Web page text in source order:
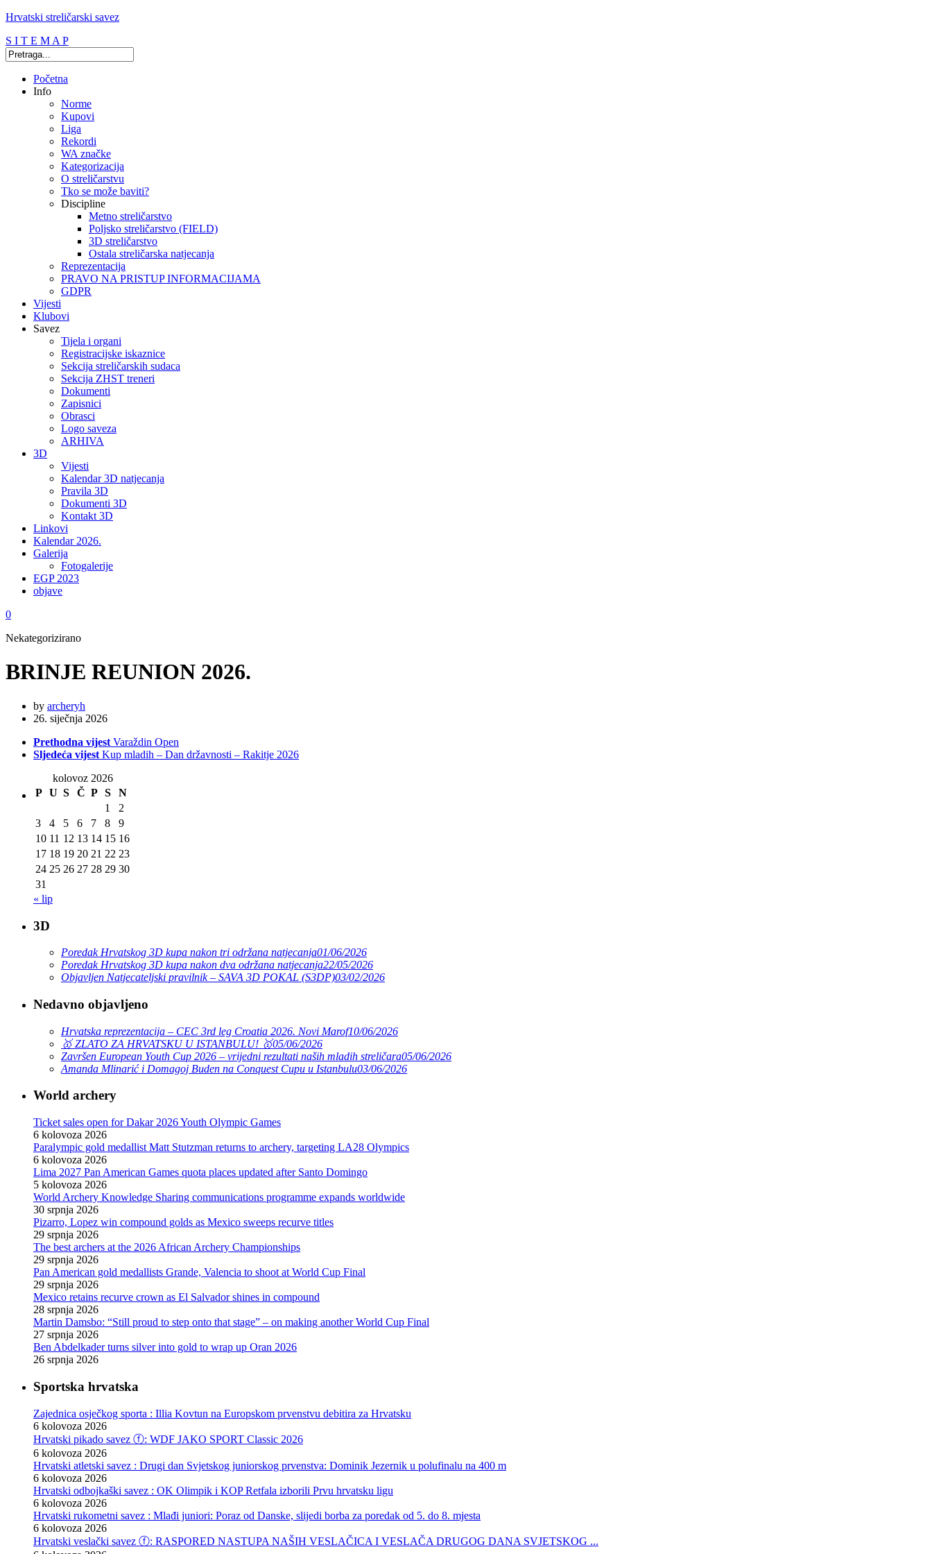
Hrvatski streličarski savez
S I T E M A P
Početna
Info
Norme
Kupovi
Liga
Rekordi
WA značke
Kategorizacija
O streličarstvu
Tko se može baviti?
Discipline
Metno streličarstvo
Poljsko streličarstvo (FIELD)
3D streličarstvo
Ostala streličarska natjecanja
Reprezentacija
PRAVO NA PRISTUP INFORMACIJAMA
GDPR
Vijesti
Klubovi
Savez
Tijela i organi
Registracijske iskaznice
Sekcija streličarskih sudaca
Sekcija ZHST treneri
Dokumenti
Zapisnici
Obrasci
Logo saveza
ARHIVA
3D
Vijesti
Kalendar 3D natjecanja
Pravila 3D
Dokumenti 3D
Kontakt 3D
Linkovi
Kalendar 2026.
Galerija
Fotogalerije
EGP 2023
objave
0
Nekategorizirano
BRINJE REUNION 2026.
by archeryh
26. siječnja 2026
Prethodna vijest Varaždin Open
Sljedeća vijest Kup mladih – Dan državnosti – Rakitje 2026
kolovoz 2026
P U S Č P S
N
1
2
3
4 5 6 7 8
9
10 11 12 13 14 15 16
17 18 19 20 21 22 23
24 25 26 27 28 29 30
31
« lip
3D
Poredak Hrvatskog 3D kupa nakon tri održana natjecanja01/06/2026
Poredak Hrvatskog 3D kupa nakon dva održana natjecanja22/05/2026
Objavljen Natjecateljski pravilnik – SAVA 3D POKAL (S3DP)03/02/2026
Nedavno objavljeno
Hrvatska reprezentacija – CEC 3rd leg Croatia 2026. Novi Marof10/06/2026
🥇 ZLATO ZA HRVATSKU U ISTANBULU! 🥇05/06/2026
Završen European Youth Cup 2026 – vrijedni rezultati naših mladih streličara05/06/2026
Amanda Mlinarić i Domagoj Buden na Conquest Cupu u Istanbulu03/06/2026
World archery
Ticket sales open for Dakar 2026 Youth Olympic Games
6 kolovoza 2026
Paralympic gold medallist Matt Stutzman returns to archery, targeting LA28 Olympics
6 kolovoza 2026
Lima 2027 Pan American Games quota places updated after Santo Domingo
5 kolovoza 2026
World Archery Knowledge Sharing communications programme expands worldwide
30 srpnja 2026
Pizarro, Lopez win compound golds as Mexico sweeps recurve titles
29 srpnja 2026
The best archers at the 2026 African Archery Championships
29 srpnja 2026
Pan American gold medallists Grande, Valencia to shoot at World Cup Final
29 srpnja 2026
Mexico retains recurve crown as El Salvador shines in compound
28 srpnja 2026
Martin Damsbo: “Still proud to step onto that stage” – on making another World Cup Final
27 srpnja 2026
Ben Abdelkader turns silver into gold to wrap up Oran 2026
26 srpnja 2026
Sportska hrvatska
Zajednica osječkog sporta : Illia Kovtun na Europskom prvenstvu debitira za Hrvatsku
6 kolovoza 2026
Hrvatski pikado savez ⓕ: WDF JAKO SPORT Classic 2026
6 kolovoza 2026
Hrvatski atletski savez : Drugi dan Svjetskog juniorskog prvenstva: Dominik Jezernik u polufinalu na 400 m
6 kolovoza 2026
Hrvatski odbojkaški savez : OK Olimpik i KOP Retfala izborili Prvu hrvatsku ligu
6 kolovoza 2026
Hrvatski rukometni savez : Mlađi juniori: Poraz od Danske, slijedi borba za poredak od 5. do 8. mjesta
6 kolovoza 2026
Hrvatski veslački savez ⓕ: RASPORED NASTUPA NAŠIH VESLAČICA I VESLAČA DRUGOG DANA SVJETSKOG ...